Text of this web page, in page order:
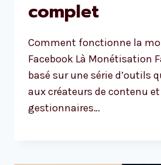
complet
Comment fonctionne la
Facebook Là Monétisation
basé sur une série d’outils
aux créateurs de contenu
gestionnaires…